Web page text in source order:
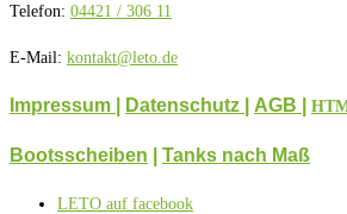
Telefon: 04421 / 306 11
E-Mail: kontakt@leto.de
Impressum | Datenschutz AGB
Bootsscheiben Tanks nach Maß
LETO auf facebook